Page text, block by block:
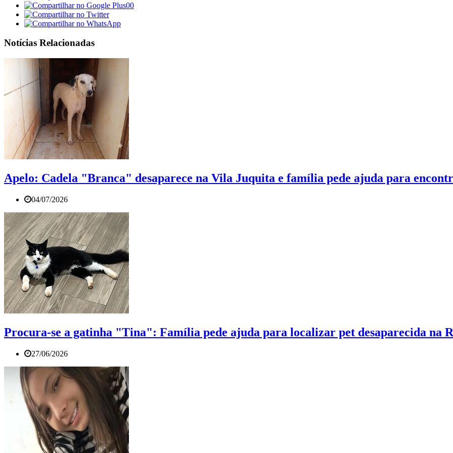
00
Notícias Relacionadas
Apelo: Cadela "Branca" desaparece na Vila Juquita e família pede ajuda para
04/07/2026
Procura-se a gatinha "Tina": Família pede ajuda para localizar pet desaparecida na
27/06/2026